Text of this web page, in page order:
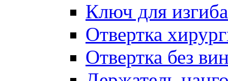
Ключ для
Отвертка
Отвертка без